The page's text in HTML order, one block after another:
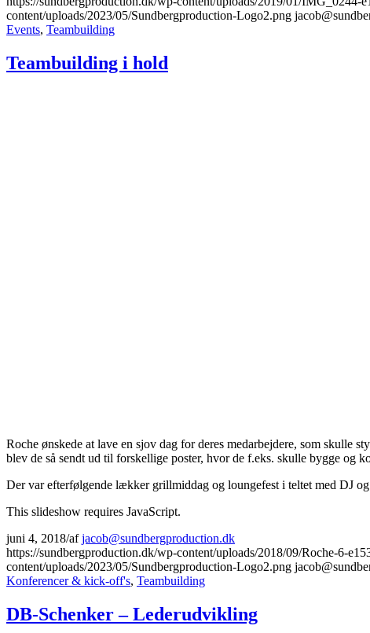
content/uploads/2023/05/Sundbergproduction-Logo2.png
Events, Teambuilding
Teambuilding i hold
Roche ønskede at lave en sjov dag for deres medarbejdere, som skulle
blev de så sendt ud til forskellige poster, hvor de f.eks. skulle bygge og
Der var efterfølgende lækker grillmiddag og loungefest i teltet med DJ
This slideshow requires JavaScript.
juni 4, 2018/afjacob@sundbergproduction.dk
https://sundbergproduction.dk/wp-content/uploads/2018/09/Roche-6-
content/uploads/2023/05/Sundbergproduction-Logo2.png
Konferencer & kick-off's, Teambuilding
DB-Schenker – Lederudvikling